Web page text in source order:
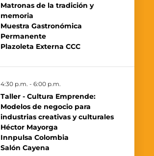
Matronas de la tradición y
memoria
Muestra Gastronómica
Permanente
Plazoleta Externa CCC
4:30 p.m. - 6:00 p.m.
Taller - Cultura Emprende:
Modelos de negocio para
industrias creativas y culturales
Héctor Mayorga
Innpulsa Colombia
Salón Cayena